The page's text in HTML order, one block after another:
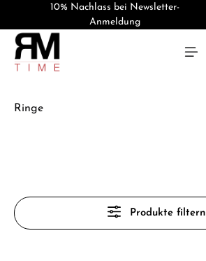
10% Nachlass bei Newsletter-
Anmeldung
Ringe
Produkte filtern